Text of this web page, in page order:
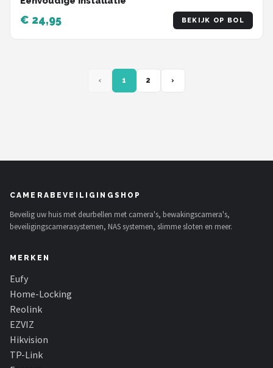
€ 24,95 BEKIJK OP BOL
‹ 1 2 ›
CAMERABEVEILIGINGSHOP
Beveilig uw huis met deurbellen met camera's, bewakingscamera's,
beveiligingscamerasystemen, NAS systemen, slimme sloten en meer.
MERKEN
Eufy
Home-Locking
Reolink
EZVIZ
Hikvision
TP-Link